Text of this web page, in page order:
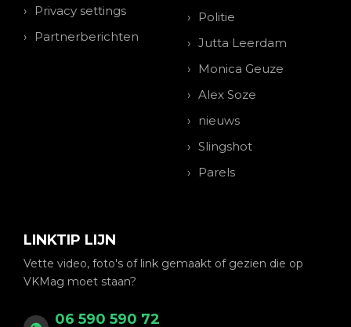
Privacy settings
Partnerberichten
Politie
Jutta Leerdam
Monica Geuze
Alex Soze
nieuws
Slingshot
Parels
LINKTIP LIJN
Vette video, foto's of link gemaakt of gezien die op
VKMag moet staan?
06 590 590 72